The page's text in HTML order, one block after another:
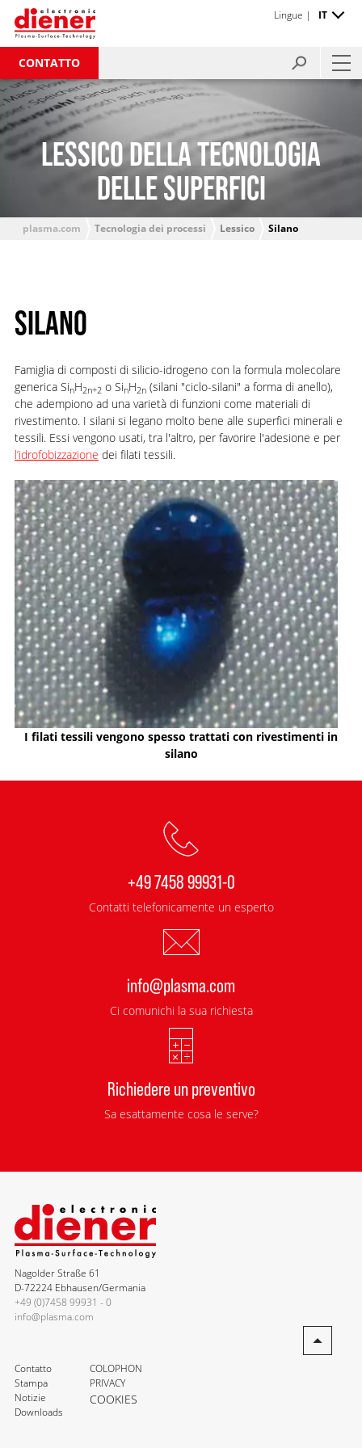
CONTATTO
Lingue | IT
LESSICO DELLA TECNOLOGIA
DELLE SUPERFICI
plasma.com Tecnologia dei processi Lessico Silano
SILANO
Famiglia di composti di silicio-idrogeno con la formula molecolare
generica SinH2n+2o SinH2n(silani "ciclo-silani" a forma di anello),
che adempiono ad una varietà di funzioni come materiali di
rivestimento. I silani si legano molto bene alle superfici minerali e
tessili. Essi vengono usati, tra l'altro, per favorire l'adesione e per
l’idrofobizzazione dei filati tessili.
I filati tessili vengono spesso trattati con rivestimenti in
silano
+49 7458 99931-0
Contatti telefonicamente un esperto
info@plasma.com
Ci comunichi la sua richiesta
Richiedere un preventivo
Sa esattamente cosa le serve?
Nagolder Straße 61
D-72224 Ebhausen/Germania
+49 (0)7458 99931 - 0
info@plasma.com
Contatto
Stampa
Notizie
Downloads
COLOPHON
PRIVACY
COOKIES